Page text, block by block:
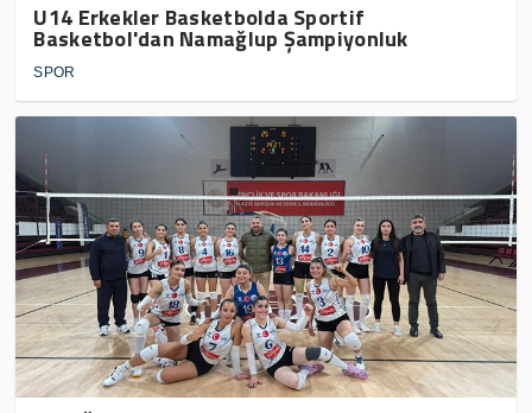
U14 Erkekler Basketbolda Sportif
Basketbol'dan Namağlup Şampiyonluk
SPOR